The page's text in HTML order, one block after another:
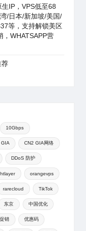
生IP，VPS低至68
/日本/新加坡/美国/
等，支持解锁美区
，WHATSAPP营
荐
10Gbps
GIA CN2 GIA网络
DDoS 防护
orangevps
rarecloud TikTok
东京 中国优化
销 优惠码